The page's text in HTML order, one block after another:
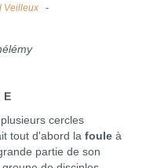
Veilleux
E
cercles
tout d'abord la fouleà
partie de son